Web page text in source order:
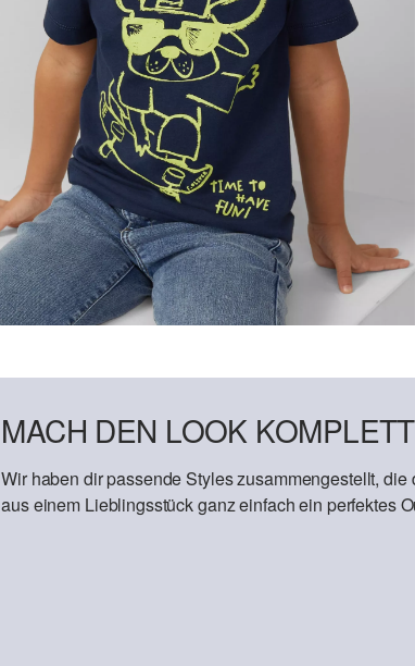
MACH DEN LOOK KOMPLETT
Wir haben dir passende Styles zusammengestellt,
aus einem Lieblingsstück ganz einfach ein perfektes